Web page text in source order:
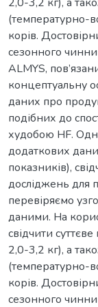
(температурно-
корів.
сезонного
ALMYS,
концептуальну
даних про
подібних до
худобою HF.
додаткових
показників),
досліджень для
перевіряємо
даними. На
свідчити
2,0-3,2 кг), а
(температурно-
корів.
сезонного